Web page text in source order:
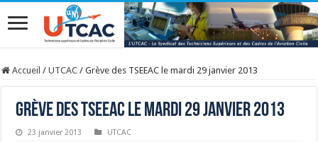
Accueil / UTCAC / Grève des TSEEAC le mardi 29 janvier 2013
Grève des TSEEAC le mardi 29 janvier 2013
23 janvier 2013 UTCAC